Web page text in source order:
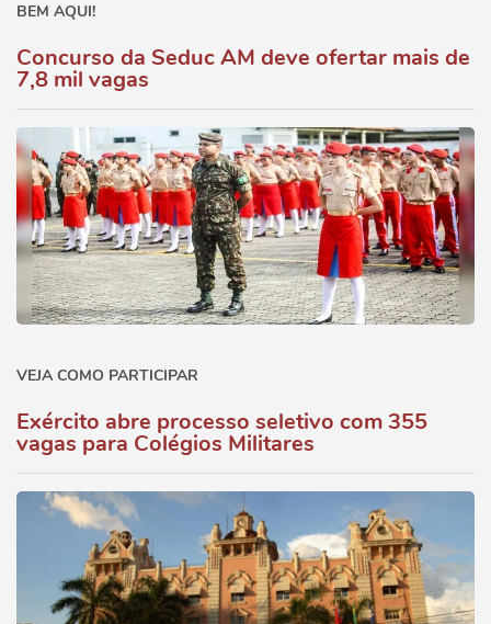
BEM AQUI!
Concurso da Seduc AM deve ofertar mais de
7,8 mil vagas
VEJA COMO PARTICIPAR
Exército abre processo seletivo com 355
vagas para Colégios Militares